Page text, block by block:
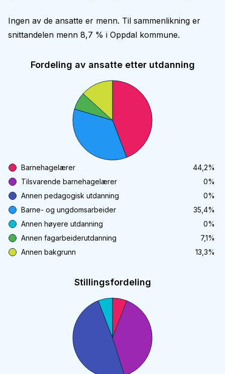
Ingen av de ansatte er menn. Til sammenlikning er
snittandelen menn 8,7 % i Oppdal kommune.
Fordeling av ansatte etter utdanning
Barnehagelærer 44,2%
Tilsvarende barnehagelærer
0%
Annen pedagogisk utdanning
0%
Barne- og ungdomsarbeider
35,4%
Annen høyere utdanning
0%
Annen fagarbeiderutdanning
7,1%
Annen bakgrunn
13,3%
Stillingsfordeling